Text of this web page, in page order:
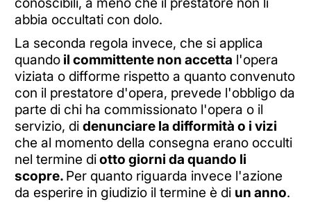
abbia occultati con dolo.
La seconda regola invece, che si applica
quandoil committente non accetta l'opera
viziata o difforme rispetto a quanto convenuto
con il prestatore d'opera, prevede l'obbligo da
parte di chi ha commissionato l'opera o il
servizio, di denunciare la difformità o i vizi
che al momento della consegna erano occulti
nel termine diotto giorni da quando li
scopre. Per quanto riguarda invece l'azione
da esperire in giudizio il termine è di un anno.